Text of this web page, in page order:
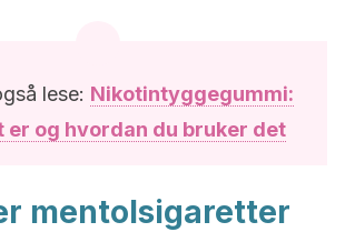
lese: Nikotintyggegummi:
er og hvordan du bruker det
mentolsigaretter